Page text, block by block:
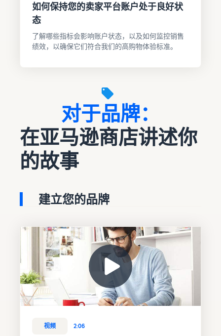
如何保持您的卖家平台账户处于良好状
态
了解哪些指标会影响账户状态，以及如何监控销售
绩效，以确保它们符合我们的高购物体验标准。
对于品牌：
在亚马逊商店讲述你
的故事
建立您的品牌
视频 2:06